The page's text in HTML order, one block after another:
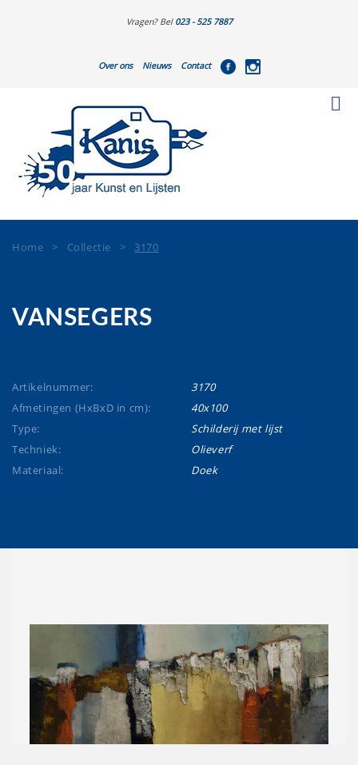
Vragen? Bel 023 - 525 7887
Over ons Nieuws Contact
Home > Collectie > 3170
VANSEGERS
Artikelnummer:
3170
Afmetingen (HxBxD in cm):
40x100
Type:
Schilderij met lijst
Techniek:
Olieverf
Materiaal:
Doek